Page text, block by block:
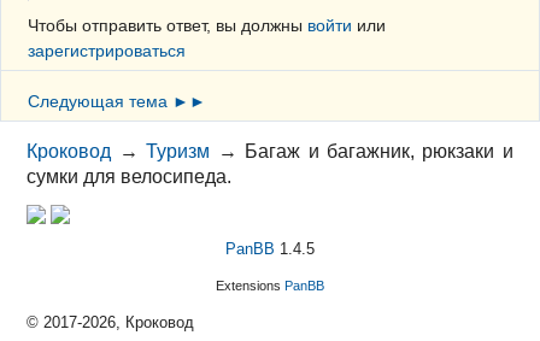
Чтобы отправить ответ, вы должны войти или
зарегистрироваться
Следующая тема ►►
Кроковод →Туризм →
Багаж и багажник, рюкзаки и
сумки для велосипеда.
PanBB 1.4.5
Extensions PanBB
© 2017-2026, Кроковод